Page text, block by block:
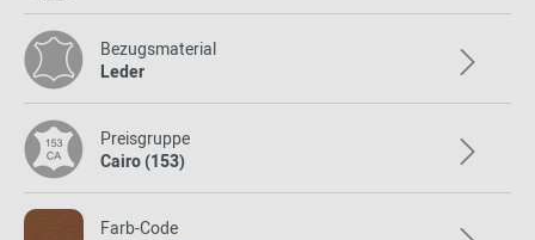
Bezugsmaterial
Leder
Preisgruppe
Cairo (153)
Farb-Code